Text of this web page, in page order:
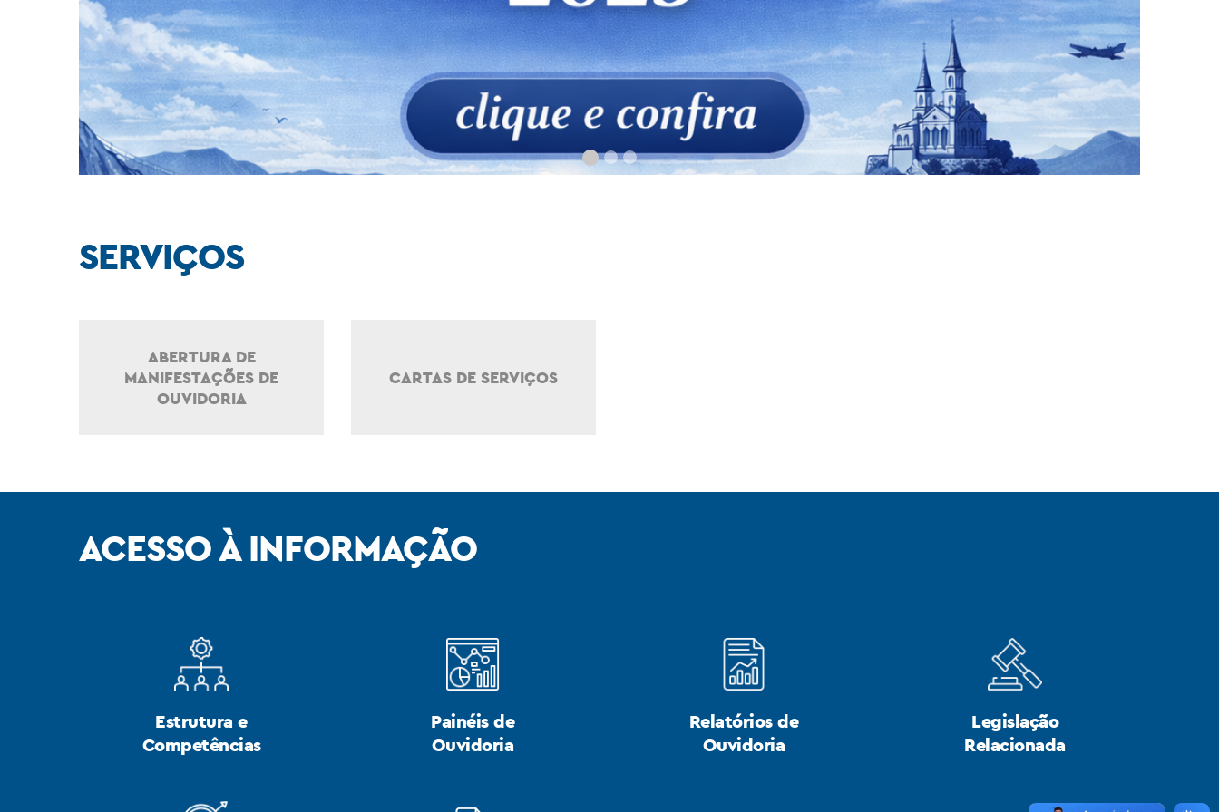
SERVIÇOS
ABERTURA DE
MANIFESTAÇÕES DE
CARTAS DE SERVIÇOS
ACESSO À INFORMAÇÃO
Estrutura e
Competências
Painéis de
Relatórios de
Legislação